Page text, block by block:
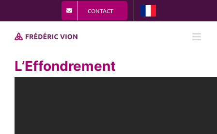
au
contenu
CONTACT
L’Effondrement